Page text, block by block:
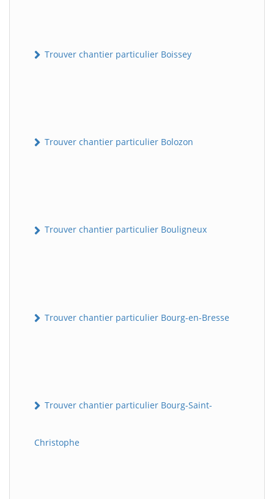
Trouver chantier particulier Boissey
Trouver chantier particulier Bolozon
Trouver chantier particulier Bouligneux
Trouver chantier particulier Bourg-en-Bresse
Trouver chantier particulier Bourg-Saint-
Christophe